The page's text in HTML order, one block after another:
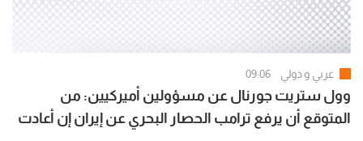
عربي و دولي 09:06
وول ستريت جورنال عن مسؤولين أميركيين: من
المتوقع أن يرفع ترامب الحصار البحري عن إيران إن أعادت